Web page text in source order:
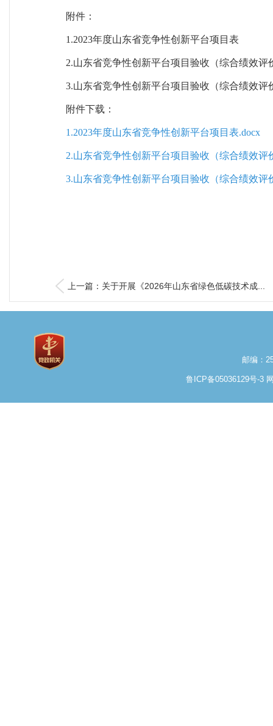
附件：
1.2023年度山东省竞争性创新平台项目表
2.山东省竞争性创新平台项目验收（综合绩效评
3.山东省竞争性创新平台项目验收（综合绩效评
附件下载：
1.2023年度山东省竞争性创新平台项目表.docx
2.山东省竞争性创新平台项目验收（综合绩效评
3.山东省竞争性创新平台项目验收（综合绩效评
上一篇：关于开展《2026年山东省绿色低碳技术成...
邮编：
鲁ICP备05036129号-3